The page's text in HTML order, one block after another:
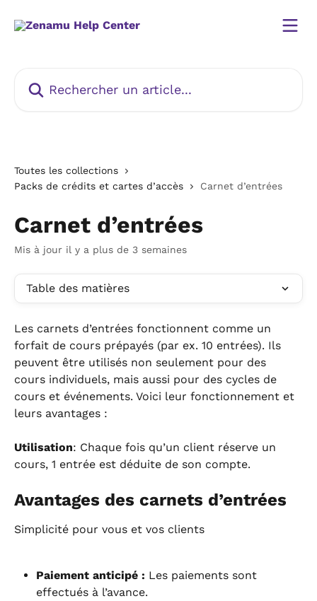
Toutes les collections
Packs de crédits et cartes d’accès
Carnet d’entrées
Carnet d’entrées
Mis à jour il y a plus de 3 semaines
Table des matières
Les carnets d’entrées fonctionnent comme un
forfait de cours prépayés (par ex. 10 entrées). Ils
peuvent être utilisés non seulement pour des
cours individuels, mais aussi pour des cycles de
cours et événements. Voici leur fonctionnement et
leurs avantages :
Utilisation: Chaque fois qu’un client réserve un
cours, 1 entrée est déduite de son compte.
Avantages des carnets d’entrées
Simplicité pour vous et vos clients
Paiement anticipé : Les paiements sont
effectués à l’avance.